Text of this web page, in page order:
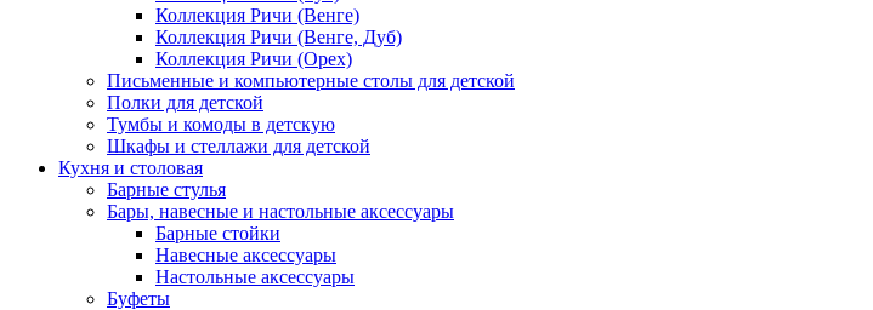
Коллекция Ричи (Венге)
Коллекция Ричи (Венге, Дуб)
Коллекция Ричи (Орех)
Письменные и компьютерные столы для детской
Полки для детской
Тумбы и комоды в детскую
Шкафы и стеллажи для детской
Кухня и столовая
Барные стулья
Бары, навесные и настольные аксессуары
Барные стойки
Навесные аксессуары
Настольные аксессуары
Буфеты